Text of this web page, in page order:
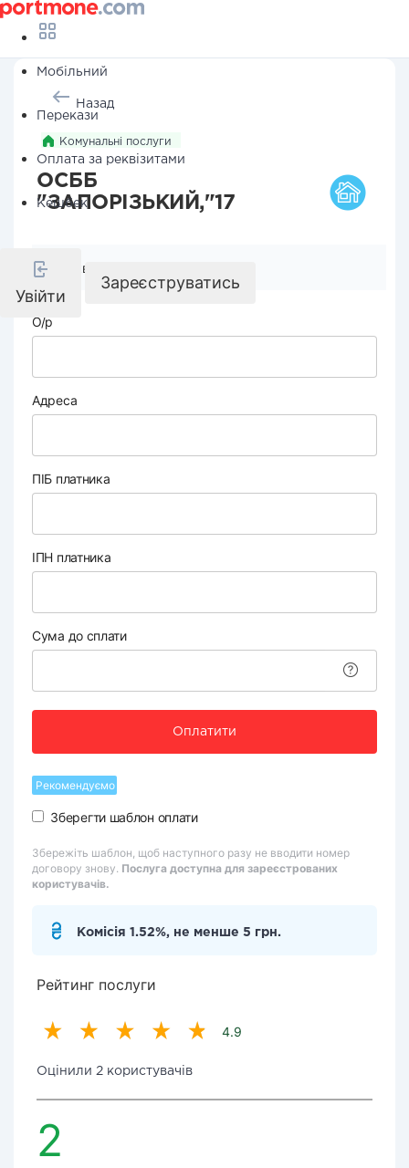
Мобільний
Перекази
Оплата за реквізитами
Кешбек
Увійти
Зареєструватись
Назад
Комунальні послуги
ОСББ
"ЗАПОРІЗЬКИЙ,"17
Реквізити компанії
О/р
Адреса
ПІБ платника
ІПН платника
Сума до сплати
Оплатити
Рекомендуємо
Зберегти шаблон оплати
Збережіть шаблон, щоб наступного разу не вводити номер
договору знову. Послуга доступна для зареєстрованих
користувачів.
Комісія 1.52%, не менше 5 грн.
Рейтинг послуги
4.9
Оцінили 2 користувачів
2